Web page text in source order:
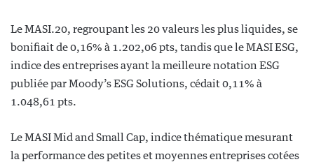
Le MASI.20, regroupant les 20 valeurs les plus liquides, se
bonifiait de 0,16% à 1.202,06 pts, tandis que le MASI ESG,
indice des entreprises ayant la meilleure notation ESG
publiée par Moody’s ESG Solutions, cédait 0,11% à
1.048,61 pts.
Le MASI Mid and Small Cap, indice thématique mesurant
la performance des petites et moyennes entreprises cotées